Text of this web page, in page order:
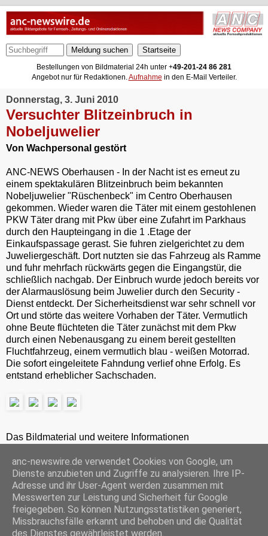
Meldung suchen
Bestellungen von Bildmaterial 24h unter +49-201-24 86 281
Angebot nur für Redaktionen.Aufnahme in den E-Mail Verteiler.
Donnerstag, 3. Juni 2010
Versuchter Blitzeinbruch in
Nobeljuwelier
Von Wachpersonal gestört
ANC-NEWS Oberhausen - In der Nacht ist es erneut zu
einem spektakulären Blitzeinbruch beim bekannten
Nobeljuwelier "Rüschenbeck" im Centro Oberhausen
gekommen. Wieder waren die Täter mit einem gestohlenen
PKW Täter drang mit Pkw über eine Zufahrt im Parkhaus
durch den Haupteingang in die 1 .Etage der
Einkaufspassage gerast. Sie fuhren zielgerichtet zu dem
Juweliergeschäft. Dort nutzten sie das Fahrzeug als Ramme
und fuhr mehrfach rückwärts gegen die Eingangstür, die
schließlich nachgab. Der Einbruch wurde jedoch bereits vor
der Alarmauslösung beim Juwelier durch den Security -
Dienst entdeckt. Der Sicherheitsdienst war sehr schnell vor
Ort und störte das weitere Vorhaben der Täter. Vermutlich
ohne Beute flüchteten die Täter zunächst mit dem Pkw
durch einen Nebenausgang zu einem bereit gestellten
Fluchtfahrzeug, einem vermutlich blau - weißen Motorrad.
Die sofort eingeleitete Fahndung verlief ohne Erfolg. Es
entstand erheblicher Sachschaden.
Das Bildmaterial und weitere Informationen
ANC-NEWS-TELEVISION GmbH, Kruppstraße 82 – 100, 45145 Essen, HRB 12411, Amtsgericht Essen, Geschäftsführer: C. Anhuth
C
o
p
y
L
i
E
m
a
i
l
W
h
a
t
s
A
P
r
i
n
F
S
h
a
r
e
‹ Startseite
anc-newswire.de verwendet Cookies von Google, um
Dienste anzubieten und Zugriffe zu analysieren. Ihre IP-
Adresse und ihr User-Agent werden zusammen mit
Messwerten zur Leistung und Sicherheit für Google
freigegeben. So können Nutzungsstatistiken generiert,
Missbrauchsfälle erkannt und behoben und die Qualität
des Dienstes gewährleistet werden.